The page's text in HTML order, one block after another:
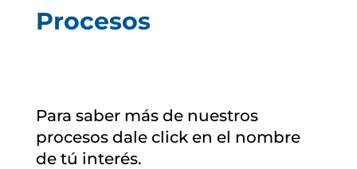
Procesos
Para saber más de nuestros
procesos dale click en el nombre
de tú interés.